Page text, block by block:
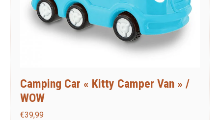
Camping Car « Kitty Camper Van » /
WOW
€39,99